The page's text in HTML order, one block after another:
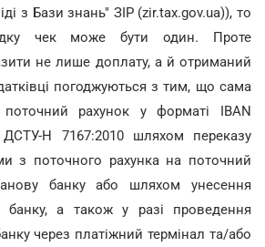
з Бази знань" ЗІР (zir.tax.gov.ua)), то
чек може бути один. Проте
не лише доплату, а й отриманий
погоджуються з тим, що сама
рахунок у форматі IBAN
ДСТУ-Н 7167:2010 шляхом переказу
з поточного рахунка на поточний
банку або шляхом унесення
банку, а також у разі проведення
через платіжний термінал та/або